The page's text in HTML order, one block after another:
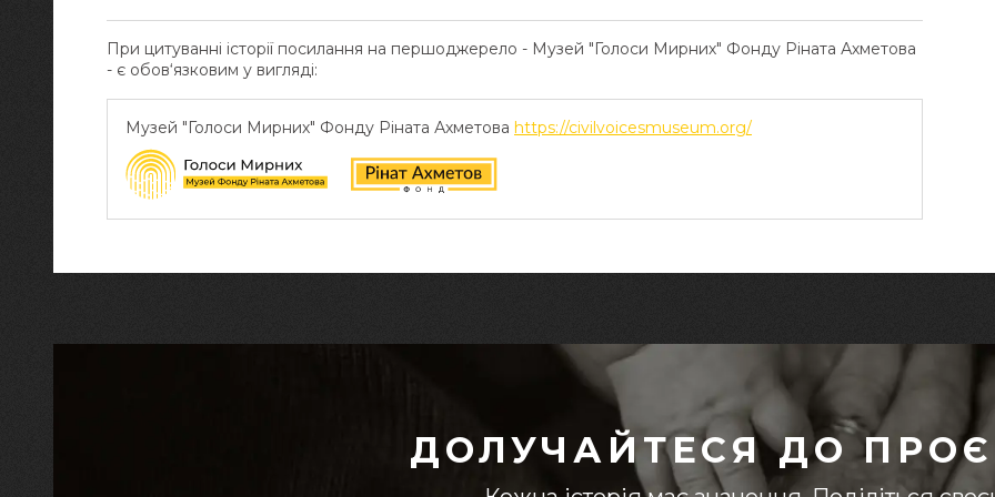
При цитуванні історії посилання на першоджерело - Музей "Голоси Мирних" Фонду Ріната Ахметова
- є обов‘язковим у вигляді:
Музей "Голоси Мирних" Фонду Ріната Ахметова https://civilvoicesmuseum.org/
ДОЛУЧАЙТЕСЯ ДО